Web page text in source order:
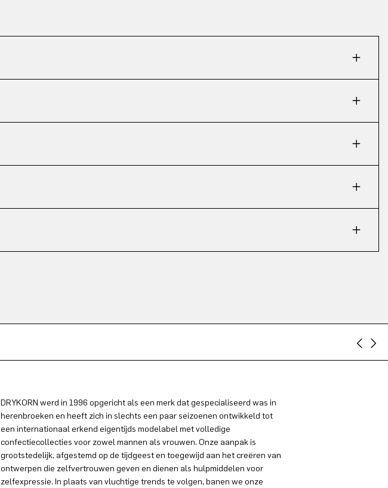
DRYKORN werd in 1996 opgericht als een merk dat gespecialiseerd was in
herenbroeken en heeft zich in slechts een paar seizoenen ontwikkeld tot
een internationaal erkend eigentijds modelabel met volledige
confectiecollecties voor zowel mannen als vrouwen. Onze aanpak is
grootstedelijk, afgestemd op de tijdgeest en toegewijd aan het creëren van
ontwerpen die zelfvertrouwen geven en dienen als hulpmiddelen voor
zelfexpressie. In plaats van vluchtige trends te volgen, banen we onze